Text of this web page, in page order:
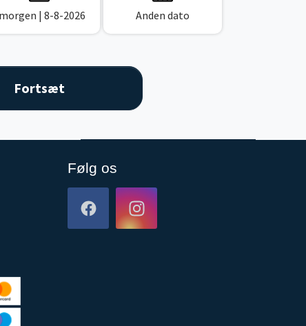
| 8-8-2026 Anden dato
Følg os